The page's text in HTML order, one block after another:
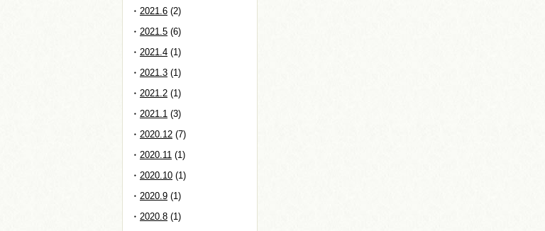
2021.6 (2)
2021.5 (6)
2021.4 (1)
2021.3 (1)
2021.2 (1)
2021.1 (3)
2020.12 (7)
2020.11 (1)
2020.10 (1)
2020.9 (1)
2020.8 (1)